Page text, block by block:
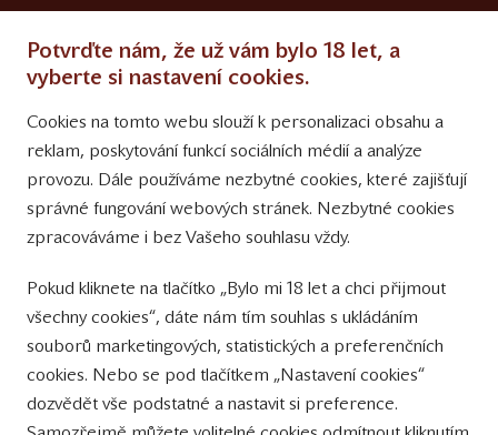
Obchodní podmínky
Přinášíme vám týdně
tipy na Facebooku
Sledujte nás
na Instagramu
Sledujte náš
YouTube kanál
Přihlášení k odběru novinek
Potvrďte nám, že už vám bylo 18 let, a
vyberte si nastavení cookies.
Cookies na tomto webu slouží k personalizaci obsahu a
reklam, poskytování funkcí sociálních médií a analýze
provozu. Dále používáme nezbytné cookies, které zajišťují
správné fungování webových stránek. Nezbytné cookies
zpracováváme i bez Vašeho souhlasu vždy.
Pokud kliknete na tlačítko „Bylo mi 18 let a chci přijmout
všechny cookies“, dáte nám tím souhlas s ukládáním
souborů marketingových, statistických a preferenčních
cookies. Nebo se pod tlačítkem „Nastavení cookies“
dozvědět vše podstatné a nastavit si preference.